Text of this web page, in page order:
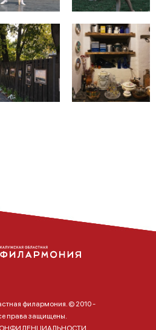
филармония. © 2010 -
права защищены.